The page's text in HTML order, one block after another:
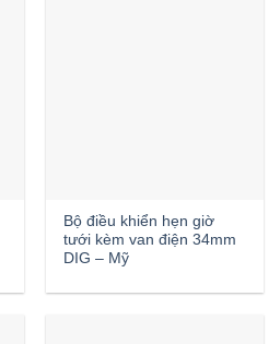
Bộ điều khiển hẹn giờ
tưới kèm van điện 34mm
DIG – Mỹ